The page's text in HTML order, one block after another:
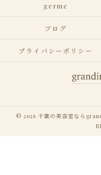
germe
ブログ
プライバシーポリシー
© 2026 千葉の美容室なら